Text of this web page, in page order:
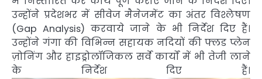
उन्होंने प्रदेशभर में सीवेज मैनेजमेंट का अंतर विश्लेषण
(Gap Analysis) करवाये जाने के भी निर्देश दिए हैं।
उन्होंने गंगा की विभिन्न सहायक नदियों की फ्लड प्लेन
ज़ोनिंग और हाइड्रोलॉजिकल सर्वे कार्यों में भी तेजी लाने
के निर्देश दिए हैं।